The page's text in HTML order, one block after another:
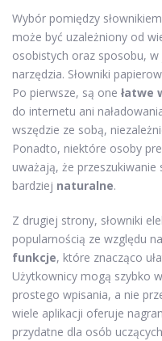
Wybór pomiędzy
może być uzależniony od
osobistych oraz sposobu,
narzędzia. Słowniki
Po pierwsze, są one łatwe
do internetu ani
wszędzie ze sobą,
Ponadto, niektóre osoby
uważają, że przeszukiwanie
bardziej naturalne.
Z drugiej strony, słowniki
popularnością ze względu
funkcje, które znacząco
Użytkownicy mogą szybko
prostego wpisania, a nie
wiele aplikacji oferuje
przydatne dla osób